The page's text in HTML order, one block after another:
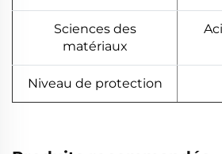
Sciences des
matériaux
Niveau de protection